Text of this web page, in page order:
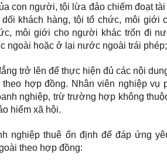
con người, tội lừa đảo chiếm đoạt
khách hàng, tội tổ chức, môi giới
môi giới cho người khác trốn đi
ngoài hoặc ở lại nước ngoài trái phép;
trở lên để thực hiện đủ các nội
hợp đồng. Nhân viên nghiệp vụ
nghiệp, trừ trường hợp không
hiểm xã hội.
nghiệp thuê ổn định để đáp ứng
theo hợp đồng: